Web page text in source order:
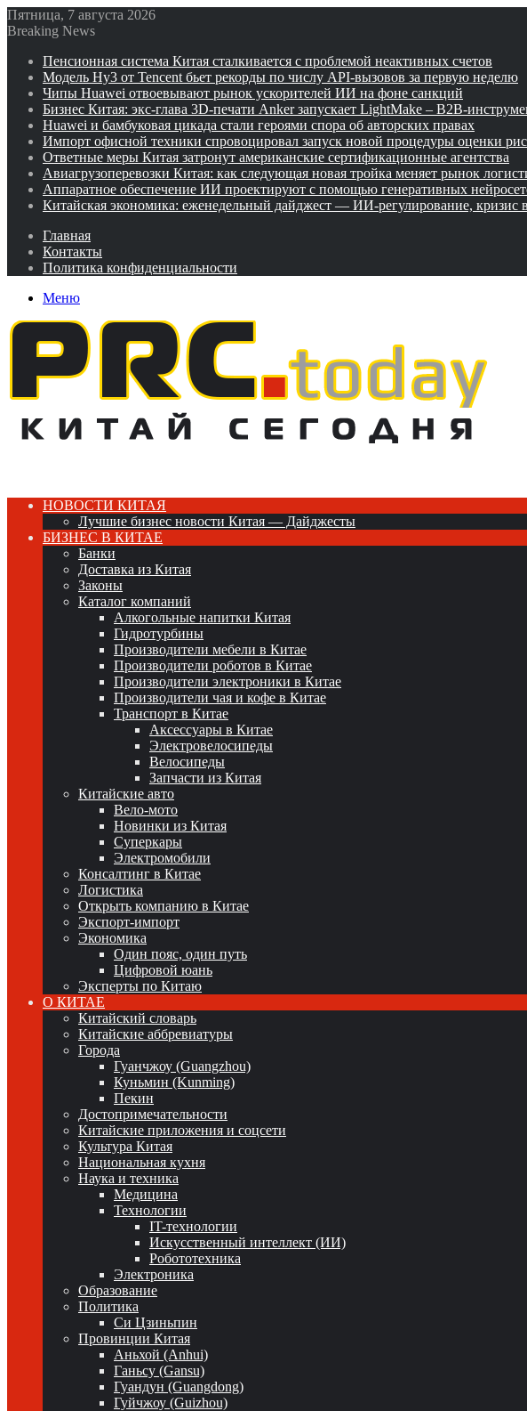
Пятница, 7 августа 2026
Breaking News
Пенсионная система Китая сталкивается с проблемой неактивных счетов
Модель Hy3 от Tencent бьет рекорды по числу API-вызовов за первую неделю
Чипы Huawei отвоевывают рынок ускорителей ИИ на фоне санкций
Бизнес Китая: экс-глава 3D-печати Anker запускает LightMake – B2B-
Huawei и бамбуковая цикада стали героями спора об авторских правах
Импорт офисной техники спровоцировал запуск новой процедуры оценки
Ответные меры Китая затронут американские сертификационные агентства
Авиагрузоперевозки Китая: как следующая новая тройка меняет рынок
Аппаратное обеспечение ИИ проектируют с помощью генеративных
Китайская экономика: еженедельный дайджест — ИИ-регулирование,
Главная
Контакты
Политика конфиденциальности
Меню
НОВОСТИ КИТАЯ
Лучшие бизнес новости Китая — Дайджесты
БИЗНЕС В КИТАЕ
Банки
Доставка из Китая
Законы
Каталог компаний
Алкогольные напитки Китая
Гидротурбины
Производители мебели в Китае
Производители роботов в Китае
Производители электроники в Китае
Производители чая и кофе в Китае
Транспорт в Китае
Аксессуары в Китае
Электровелосипеды
Велосипеды
Запчасти из Китая
Китайские авто
Вело-мото
Новинки из Китая
Суперкары
Электромобили
Консалтинг в Китае
Логистика
Открыть компанию в Китае
Экспорт-импорт
Экономика
Один пояс, один путь
Цифровой юань
Эксперты по Китаю
О КИТАЕ
Китайский словарь
Китайские аббревиатуры
Города
Гуанчжоу (Guangzhou)
Куньмин (Kunming)
Пекин
Достопримечательности
Китайские приложения и соцсети
Культура Китая
Национальная кухня
Наука и техника
Медицина
Технологии
IT-технологии
Искусственный интеллект (ИИ)
Робототехника
Электроника
Образование
Политика
Си Цзиньпин
Провинции Китая
Аньхой (Anhui)
Ганьсу (Gansu)
Гуандун (Guangdong)
Гуйчжоу (Guizhou)